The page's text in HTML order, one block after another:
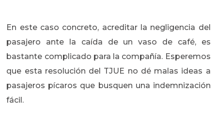
En este caso concreto, acreditar la negligencia del
pasajero ante la caída de un vaso de café, es
bastante complicado para la compañía. Esperemos
que esta resolución del TJUE no dé malas ideas a
pasajeros pícaros que busquen una indemnización
fácil.